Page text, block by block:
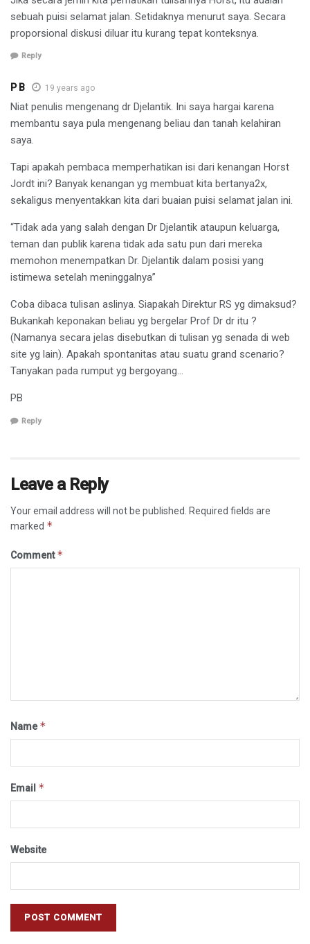
sebuah puisi selamat jalan. Setidaknya menurut saya. Secara
proporsional diskusi diluar itu kurang tepat konteksnya.
Reply
P B 19 years ago
Niat penulis mengenang dr Djelantik. Ini saya hargai karena
membantu saya pula mengenang beliau dan tanah kelahiran
saya.
Tapi apakah pembaca memperhatikan isi dari kenangan Horst
Jordt ini? Banyak kenangan yg membuat kita bertanya2x,
sekaligus menyentakkan kita dari buaian puisi selamat jalan ini.
“Tidak ada yang salah dengan Dr Djelantik ataupun keluarga,
teman dan publik karena tidak ada satu pun dari mereka
memohon menempatkan Dr. Djelantik dalam posisi yang
istimewa setelah meninggalnya”
Coba dibaca tulisan aslinya. Siapakah Direktur RS yg dimaksud?
Bukankah keponakan beliau yg bergelar Prof Dr dr itu ?
(Namanya secara jelas disebutkan di tulisan yg senada di web
site yg lain). Apakah spontanitas atau suatu grand scenario?
Tanyakan pada rumput yg bergoyang…
PB
Reply
Leave a Reply
Your email address will not be published.
Required fields are
marked *
Comment*
Name*
Email *
Website